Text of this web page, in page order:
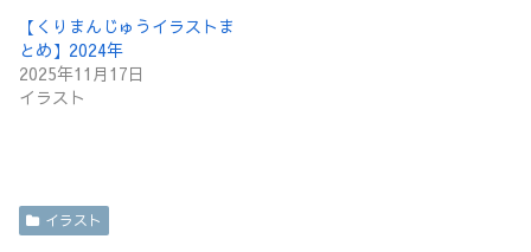
【くりまんじゅうイラストま
とめ】2024年
2025年11月17日
イラスト
イラスト